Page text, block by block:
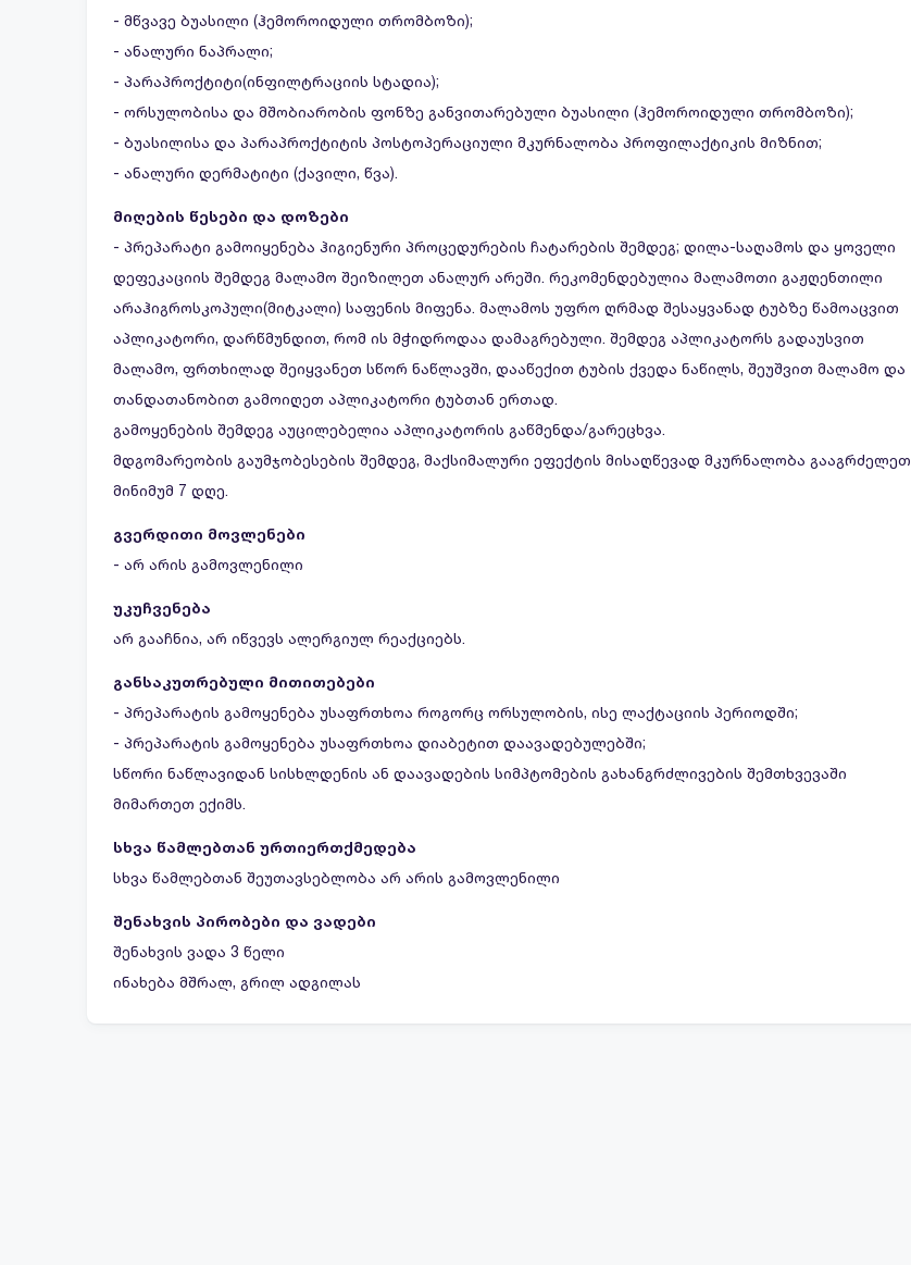
- მწვავე ბუასილი (ჰემოროიდული თრომბოზი);
- ანალური ნაპრალი;
- პარაპროქტიტი(ინფილტრაციის სტადია);
- ორსულობისა და მშობიარობის ფონზე განვითარებული ბუასილი (ჰემოროიდული თრომბოზი);
- ბუასილისა და პარაპროქტიტის პოსტოპერაციული მკურნალობა პროფილაქტიკის მიზნით;
- ანალური დერმატიტი (ქავილი, წვა).
მიღების წესები და დოზები
- პრეპარატი გამოიყენება ჰიგიენური პროცედურების ჩატარების შემდეგ; დილა-საღამოს და ყოველი
დეფეკაციის შემდეგ მალამო შეიზილეთ ანალურ არეში. რეკომენდებულია მალამოთი გაჟღენთილი
არაჰიგროსკოპული(მიტკალი) საფენის მიფენა. მალამოს უფრო ღრმად შესაყვანად ტუბზე წამოაცვით
აპლიკატორი, დარწმუნდით, რომ ის მჭიდროდაა დამაგრებული. შემდეგ აპლიკატორს გადაუსვით
მალამო, ფრთხილად შეიყვანეთ სწორ ნაწლავში, დააწექით ტუბის ქვედა ნაწილს, შეუშვით მალამო და
თანდათანობით გამოიღეთ აპლიკატორი ტუბთან ერთად.
გამოყენების შემდეგ აუცილებელია აპლიკატორის გაწმენდა/გარეცხვა.
მდგომარეობის გაუმჯობესების შემდეგ, მაქსიმალური ეფექტის მისაღწევად მკურნალობა გააგრძელეთ
მინიმუმ 7 დღე.
გვერდითი მოვლენები
- არ არის გამოვლენილი
უკუჩვენება
არ გააჩნია, არ იწვევს ალერგიულ რეაქციებს.
განსაკუთრებული მითითებები
- პრეპარატის გამოყენება უსაფრთხოა როგორც ორსულობის, ისე ლაქტაციის პერიოდში;
- პრეპარატის გამოყენება უსაფრთხოა დიაბეტით დაავადებულებში;
სწორი ნაწლავიდან სისხლდენის ან დაავადების სიმპტომების გახანგრძლივების შემთხვევაში
მიმართეთ ექიმს.
სხვა წამლებთან ურთიერთქმედება
სხვა წამლებთან შეუთავსებლობა არ არის გამოვლენილი
შენახვის პირობები და ვადები
შენახვის ვადა 3 წელი
ინახება მშრალ, გრილ ადგილას